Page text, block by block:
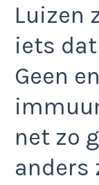
Luizen
iets
Geen
net zo
anders